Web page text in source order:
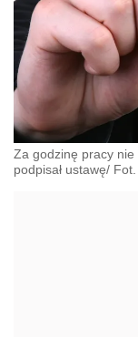
Za godzinę pracy nie
podpisał ustawę/